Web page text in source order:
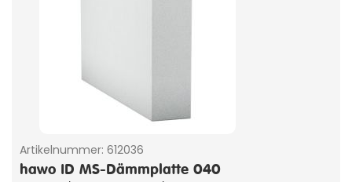
Artikelnummer: 612036
hawo ID MS-Dämmplatte 040